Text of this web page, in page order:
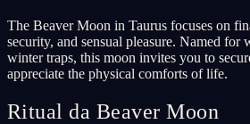
The Beaver Moon in Taurus focuses on
security, and sensual pleasure. Named for
winter traps, this moon invites you to
appreciate the physical comforts of life.
Ritual da Beaver Moon